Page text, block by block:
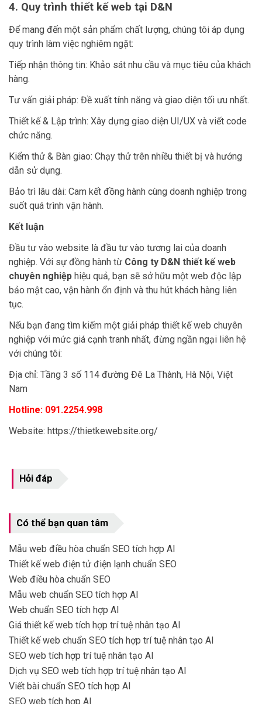
4. Quy trình thiết kế web tại D&N
Để mang đến một sản phẩm chất lượng, chúng tôi áp dụng
quy trình làm việc nghiêm ngặt:
Tiếp nhận thông tin: Khảo sát nhu cầu và mục tiêu của khách
hàng.
Tư vấn giải pháp: Đề xuất tính năng và giao diện tối ưu nhất.
Thiết kế & Lập trình: Xây dựng giao diện UI/UX và viết code
chức năng.
Kiểm thử & Bàn giao: Chạy thử trên nhiều thiết bị và hướng
dẫn sử dụng.
Bảo trì lâu dài: Cam kết đồng hành cùng doanh nghiệp trong
suốt quá trình vận hành.
Kết luận
Đầu tư vào website là đầu tư vào tương lai của doanh
nghiệp. Với sự đồng hành từ Công ty D&N thiết kế web
chuyên nghiệp hiệu quả, bạn sẽ sở hữu một web độc lập
bảo mật cao, vận hành ổn định và thu hút khách hàng liên
tục.
Nếu bạn đang tìm kiếm một giải pháp thiết kế web chuyên
nghiệp với mức giá cạnh tranh nhất, đừng ngần ngại liên hệ
với chúng tôi:
Địa chỉ: Tầng 3 số 114 đường Đê La Thành, Hà Nội, Việt
Nam
Hotline: 091.2254.998
Website: https://thietkewebsite.org/
Hỏi đáp
Có thể bạn quan tâm
Mẫu web điều hòa chuẩn SEO tích hợp AI
Thiết kế web điện tử điện lạnh chuẩn SEO
Web điều hòa chuẩn SEO
Mẫu web chuẩn SEO tích hợp AI
Web chuẩn SEO tích hợp AI
Giá thiết kế web tích hợp trí tuệ nhân tạo AI
Thiết kế web chuẩn SEO tích hợp trí tuệ nhân tạo AI
SEO web tích hợp trí tuệ nhân tạo AI
Dịch vụ SEO web tích hợp trí tuệ nhân tạo AI
Viết bài chuẩn SEO tích hợp AI
SEO web tích hợp AI